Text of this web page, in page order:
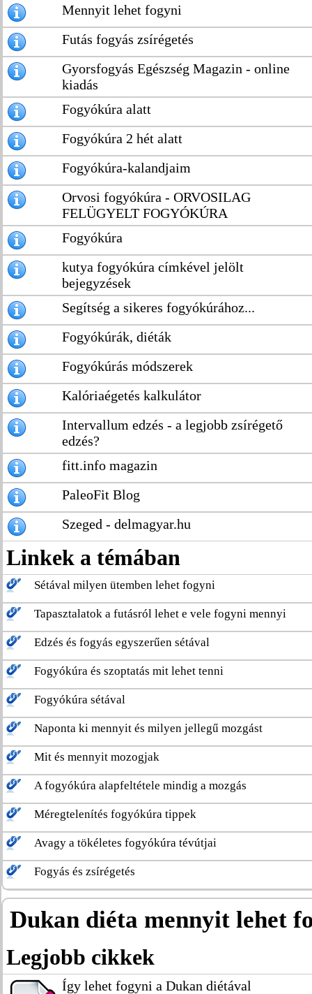
Mennyit lehet fogyni
Futás fogyás zsírégetés
Gyorsfogyás Egészség Magazin - online
kiadás
Fogyókúra alatt
Fogyókúra 2 hét alatt
Fogyókúra-kalandjaim
Orvosi fogyókúra - ORVOSILAG
FELÜGYELT FOGYÓKÚRA
Fogyókúra
kutya fogyókúra címkével jelölt
bejegyzések
Segítség a sikeres fogyókúrához...
Fogyókúrák, diéták
Fogyókúrás módszerek
Kalóriaégetés kalkulátor
Intervallum edzés - a legjobb zsírégető
edzés?
fitt.info magazin
PaleoFit Blog
Szeged - delmagyar.hu
Linkek a témában
Sétával milyen ütemben lehet fogyni
Tapasztalatok a futásról lehet e vele fogyni mennyi
Edzés és fogyás egyszerűen sétával
Fogyókúra és szoptatás mit lehet tenni
Fogyókúra sétával
Naponta ki mennyit és milyen jellegű mozgást
Mit és mennyit mozogjak
A fogyókúra alapfeltétele mindig a mozgás
Méregtelenítés fogyókúra tippek
Avagy a tökéletes fogyókúra tévútjai
Fogyás és zsírégetés
Dukan diéta mennyit lehet
Legjobb cikkek
Így lehet fogyni a Dukan diétával